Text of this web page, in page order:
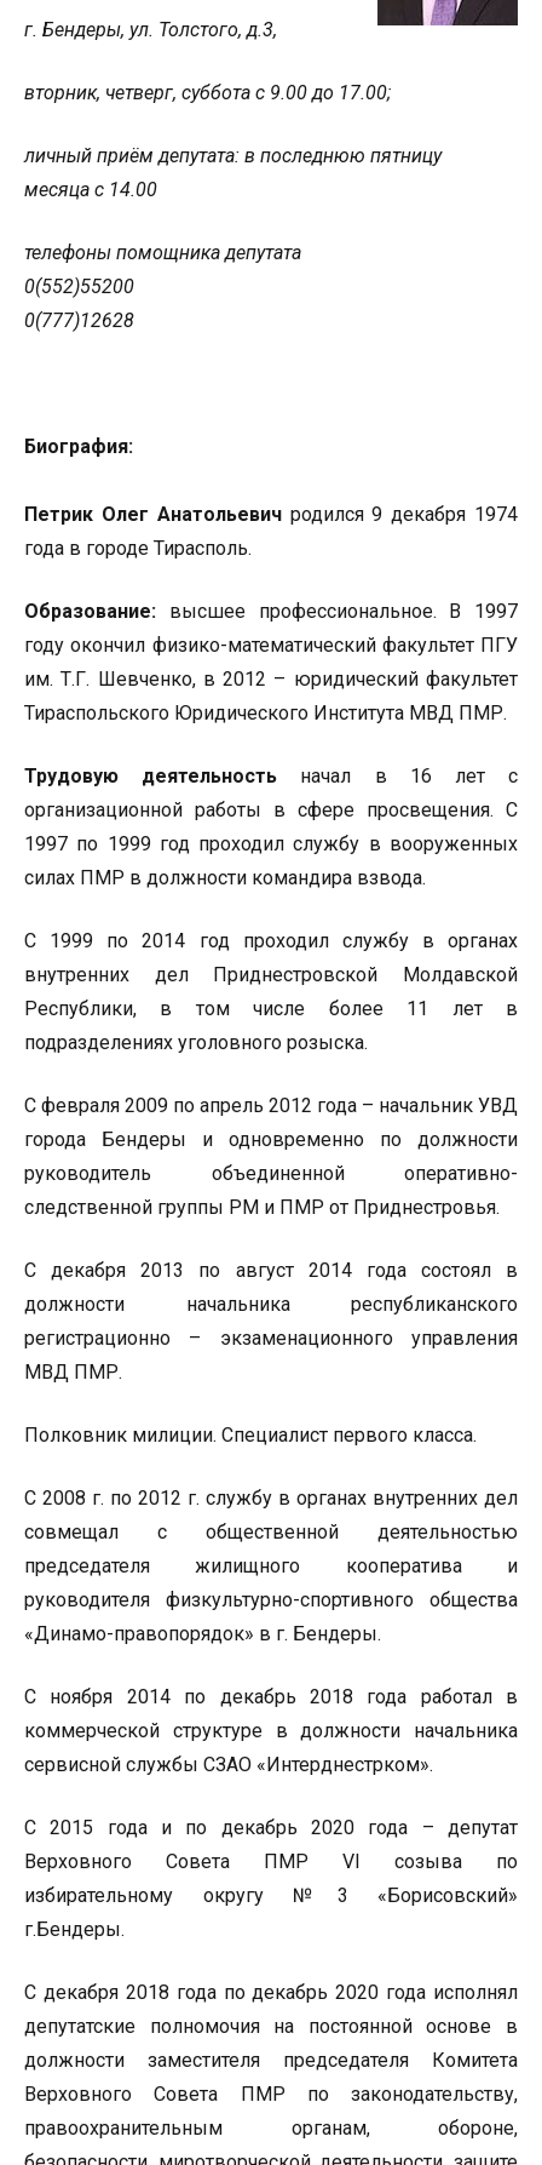
г. Бендеры, ул. Толстого, д.3,
вторник, четверг, суббота с 9.00 до 17.00;
личный приём депутата: в последнюю пятницу
месяца с 14.00
телефоны помощника депутата
0(552)55200
0(777)12628
Биография:
Петрик Олег Анатольевич родился 9 декабря 1974
года в городе Тирасполь.
Образование: высшее профессиональное. В 1997
году окончил физико-математический факультет ПГУ
им. Т.Г. Шевченко, в 2012 – юридический факультет
Тираспольского Юридического Института МВД ПМР.
Трудовую деятельность начал в 16 лет с
организационной работы в сфере просвещения. С
1997 по 1999 год проходил службу в вооруженных
силах ПМР в должности командира взвода.
С 1999 по 2014 год проходил службу в органах
внутренних дел Приднестровской Молдавской
Республики, в том числе более 11 лет в
подразделениях уголовного розыска.
С февраля 2009 по апрель 2012 года – начальник УВД
города Бендеры и одновременно по должности
руководитель объединенной оперативно-
следственной группы РМ и ПМР от Приднестровья.
С декабря 2013 по август 2014 года состоял в
должности начальника республиканского
регистрационно – экзаменационного управления
МВД ПМР.
Полковник милиции. Специалист первого класса.
С 2008 г. по 2012 г. службу в органах внутренних дел
совмещал с общественной деятельностью
председателя жилищного кооператива и
руководителя физкультурно-спортивного общества
«Динамо-правопорядок» в г. Бендеры.
С ноября 2014 по декабрь 2018 года работал в
коммерческой структуре в должности начальника
сервисной службы СЗАО «Интерднестрком».
С 2015 года и по декабрь 2020 года – депутат
Верховного Совета ПМР VI созыва по
избирательному округу №3 «Борисовский»
г.Бендеры.
С декабря 2018 года по декабрь 2020 года исполнял
депутатские полномочия на постоянной основе в
должности заместителя председателя Комитета
Верховного Совета ПМР по законодательству,
правоохранительным органам, обороне,